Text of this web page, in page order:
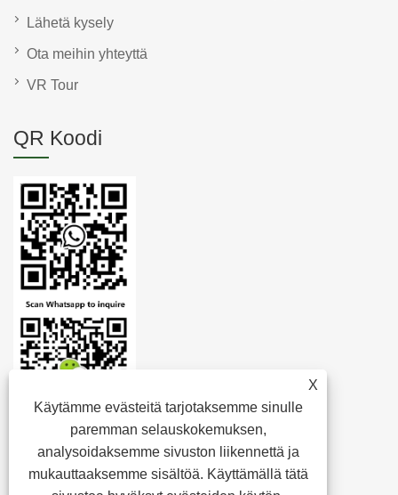
X
Käytämme evästeitä tarjotaksemme sinulle
paremman selauskokemuksen,
analysoidaksemme sivuston liikennettä ja
mukauttaaksemme sisältöä. Käyttämällä tätä
Lähetä kysely
Ota meihin yhteyttä
VR Tour
QR Koodi